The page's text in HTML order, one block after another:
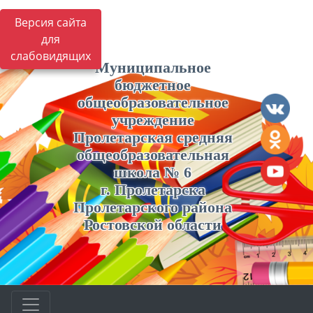
Версия сайта
для
слабовидящих
Муниципальное
бюджетное
общеобразовательное
учреждение
Пролетарская средняя
общеобразовательная
школа № 6
г. Пролетарска
Пролетарского района
Ростовской области